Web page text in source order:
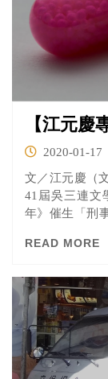
【江元慶
2020-01-17
文／江元慶（
41屆吳三連文
年》催生「刑
READ MORE